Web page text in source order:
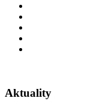
Aktuality